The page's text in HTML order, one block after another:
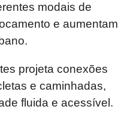
modais de
e aumentam
projeta conexões
e caminhadas,
fluida e acessível.